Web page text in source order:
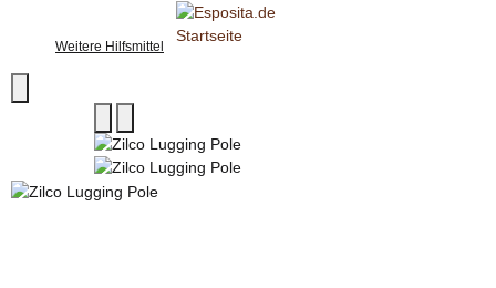
Weitere Hilfsmittel